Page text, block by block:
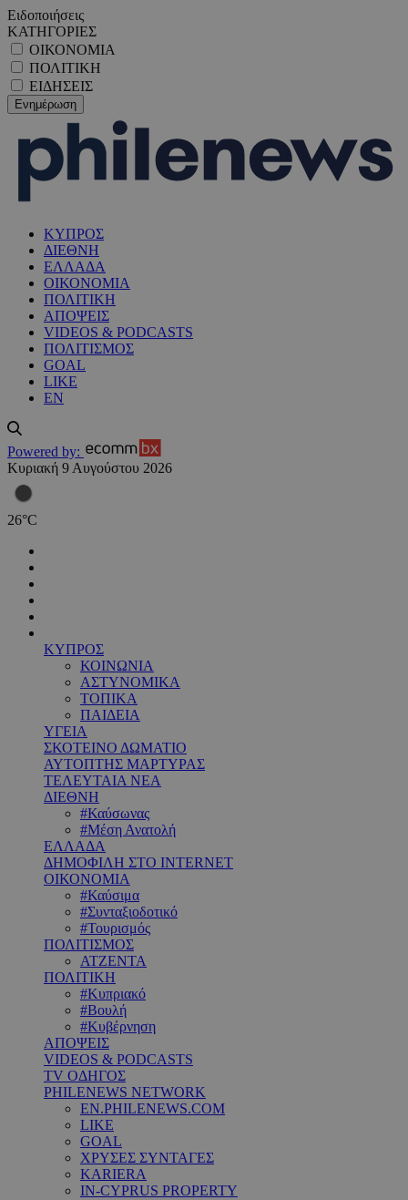
Ειδοποιήσεις
ΚΑΤΗΓΟΡΙΕΣ
ΟΙΚΟΝΟΜΙΑ
ΠΟΛΙΤΙΚΗ
ΕΙΔΗΣΕΙΣ
ΚΥΠΡΟΣ
ΔΙΕΘΝΗ
ΕΛΛΑΔΑ
ΟΙΚΟΝΟΜΙΑ
ΠΟΛΙΤΙΚΗ
ΑΠΟΨΕΙΣ
VIDEOS & PODCASTS
ΠΟΛΙΤΙΣΜΟΣ
GOAL
LIKE
EN
Powered by:
Κυριακή 9 Αυγούστου 2026
26°C
ΚΥΠΡΟΣ
ΚΟΙΝΩΝΙΑ
ΑΣΤΥΝΟΜΙΚΑ
ΤΟΠΙΚΑ
ΠΑΙΔΕΙΑ
ΥΓΕΙΑ
ΣΚΟΤΕΙΝΟ ΔΩΜΑΤΙΟ
ΑΥΤΟΠΤΗΣ ΜΑΡΤΥΡΑΣ
ΤΕΛΕΥΤΑΙΑ ΝΕΑ
ΔΙΕΘΝΗ
#Καύσωνας
#Μέση Ανατολή
ΕΛΛΑΔΑ
ΔΗΜΟΦΙΛΗ ΣΤΟ INTERNET
ΟΙΚΟΝΟΜΙΑ
#Καύσιμα
#Συνταξιοδοτικό
#Τουρισμός
ΠΟΛΙΤΙΣΜΟΣ
ΑΤΖΕΝΤΑ
ΠΟΛΙΤΙΚΗ
#Κυπριακό
#Βουλή
#Κυβέρνηση
ΑΠΟΨΕΙΣ
VIDEOS & PODCASTS
TV ΟΔΗΓΟΣ
PHILENEWS NETWORK
EN.PHILENEWS.COM
LIKE
GOAL
ΧΡΥΣΕΣ ΣΥΝΤΑΓΕΣ
KARIERA
IN-CYPRUS PROPERTY